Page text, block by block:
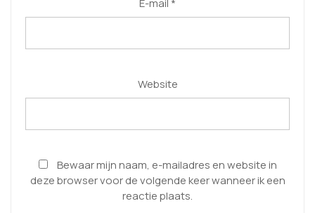
Website
Bewaar mijn naam, e-mailadres en website in
deze browser voor de volgende keer wanneer ik een
reactie plaats.